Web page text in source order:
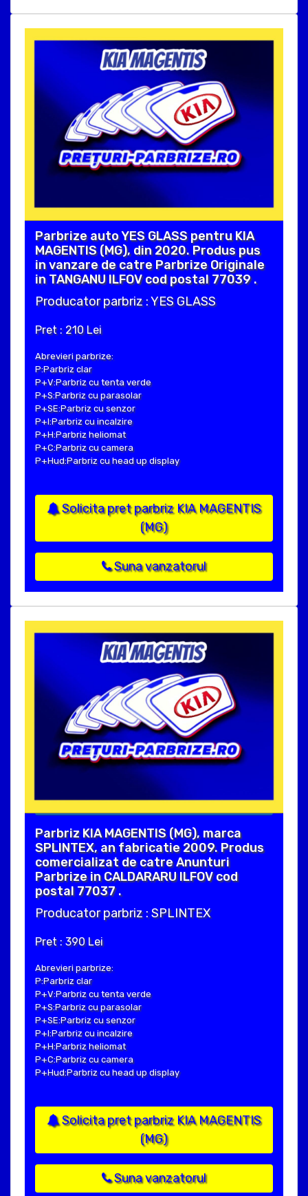
Parbrize auto YES GLASS pentru KIA
MAGENTIS (MG), din 2020. Produs pus
in vanzare de catre Parbrize Originale
in TANGANU ILFOV cod postal 77039 .
Producator parbriz : YES GLASS
Pret : 210 Lei
Abrevieri parbrize:
P:Parbriz clar
P+V:Parbriz cu tenta verde
P+S:Parbriz cu parasolar
P+SE:Parbriz cu senzor
P+I:Parbriz cu incalzire
P+H:Parbriz heliomat
P+C:Parbriz cu camera
P+Hud:Parbriz cu head up display
Solicita pret parbriz KIA MAGENTIS
(MG)
Suna vanzatorul
Parbriz KIA MAGENTIS (MG), marca
SPLINTEX, an fabricatie 2009. Produs
comercializat de catre Anunturi
Parbrize in CALDARARU ILFOV cod
postal 77037 .
Producator parbriz : SPLINTEX
Pret : 390 Lei
Abrevieri parbrize:
P:Parbriz clar
P+V:Parbriz cu tenta verde
P+S:Parbriz cu parasolar
P+SE:Parbriz cu senzor
P+I:Parbriz cu incalzire
P+H:Parbriz heliomat
P+C:Parbriz cu camera
P+Hud:Parbriz cu head up display
Solicita pret parbriz KIA MAGENTIS
(MG)
Suna vanzatorul